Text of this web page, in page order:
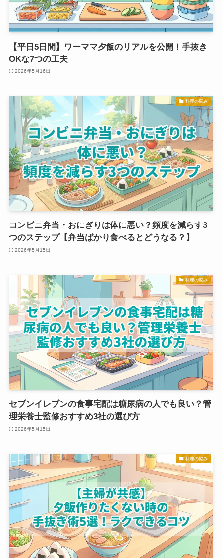
【平日5日間】ワーママ夕飯のリアルを公開！手抜き
OKな7つの工夫
2026年5月16日
料理の悩み
コンビニ弁当・おにぎりは体に悪い？頻度を減らす3
つのステップ【弁当ばかり食べるとどうなる？】
2026年5月15日
料理の悩み
セブンイレブンの食事宅配は糖尿病の人でも良い？管
理栄養士監修おすすめ3社の選び方
2026年5月15日
料理の悩み